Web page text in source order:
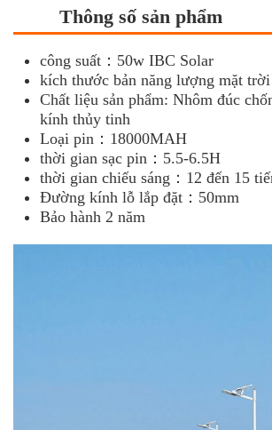
Thông số sản phẩm
công suất：50w IBC Solar
kích thước bản năng lượng mặt
Chất liệu sản phẩm: Nhôm đúc
kính thủy tinh
Loại pin：18000MAH
thời gian sạc pin：5.5-6.5H
thời gian chiếu sáng：12 đến 15
Đường kính lỗ lắp đặt：50mm
Bảo hành 2 năm